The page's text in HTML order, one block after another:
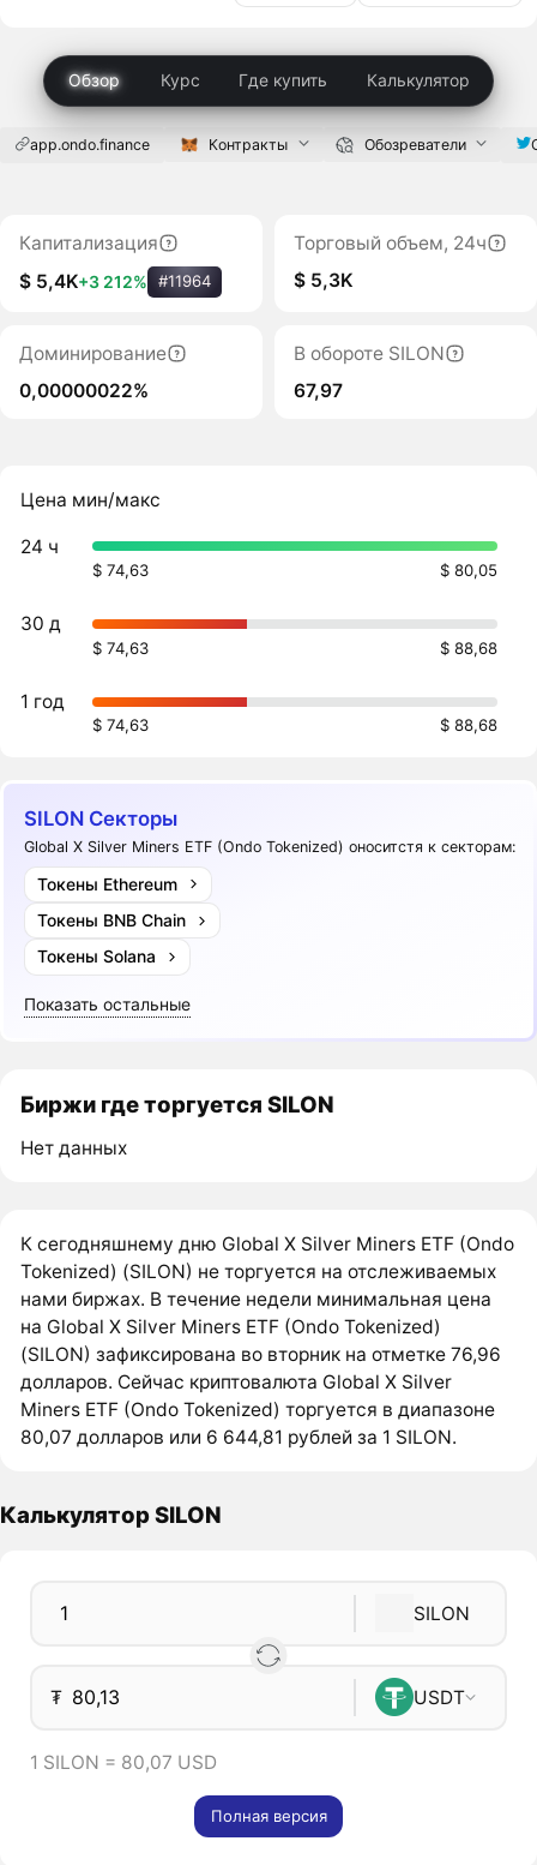
Обзор Курс Где купить Калькулятор
app.ondo.finance Контракты Обозреватели
Капитализация
$ 5,4K+3 212% #11964
Торговый объем, 24ч
$ 5,3K
Доминирование
0,00000022%
В обороте SILON
67,97
Цена мин/макс
24 ч
$ 74,63 $ 80,05
30 д
$ 74,63 $ 88,68
1 год
$ 74,63 $ 88,68
SILON Секторы
Global X Silver Miners ETF (Ondo Tokenized) оноситстя к секторам:
Токены Ethereum
Токены BNB Chain
Токены Solana
Показать остальные
Биржи где торгуется SILON
Нет данных
К сегодняшнему дню Global X Silver Miners ETF (Ondo
Tokenized) (SILON) не торгуется на отслеживаемых
нами биржах. В течение недели минимальная цена
на Global X Silver Miners ETF (Ondo Tokenized)
(SILON) зафиксирована во вторник на отметке 76,96
долларов. Сейчас криптовалюта Global X Silver
Miners ETF (Ondo Tokenized) торгуется в диапазоне
80,07 долларов или 6 644,81 рублей за 1 SILON.
Калькулятор SILON
SILON
₮ USDT
1 SILON = 80,07 USD
Полная версия